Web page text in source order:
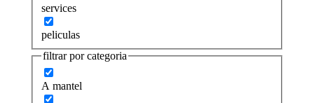
services
peliculas
filtrar por categoria
A mantel